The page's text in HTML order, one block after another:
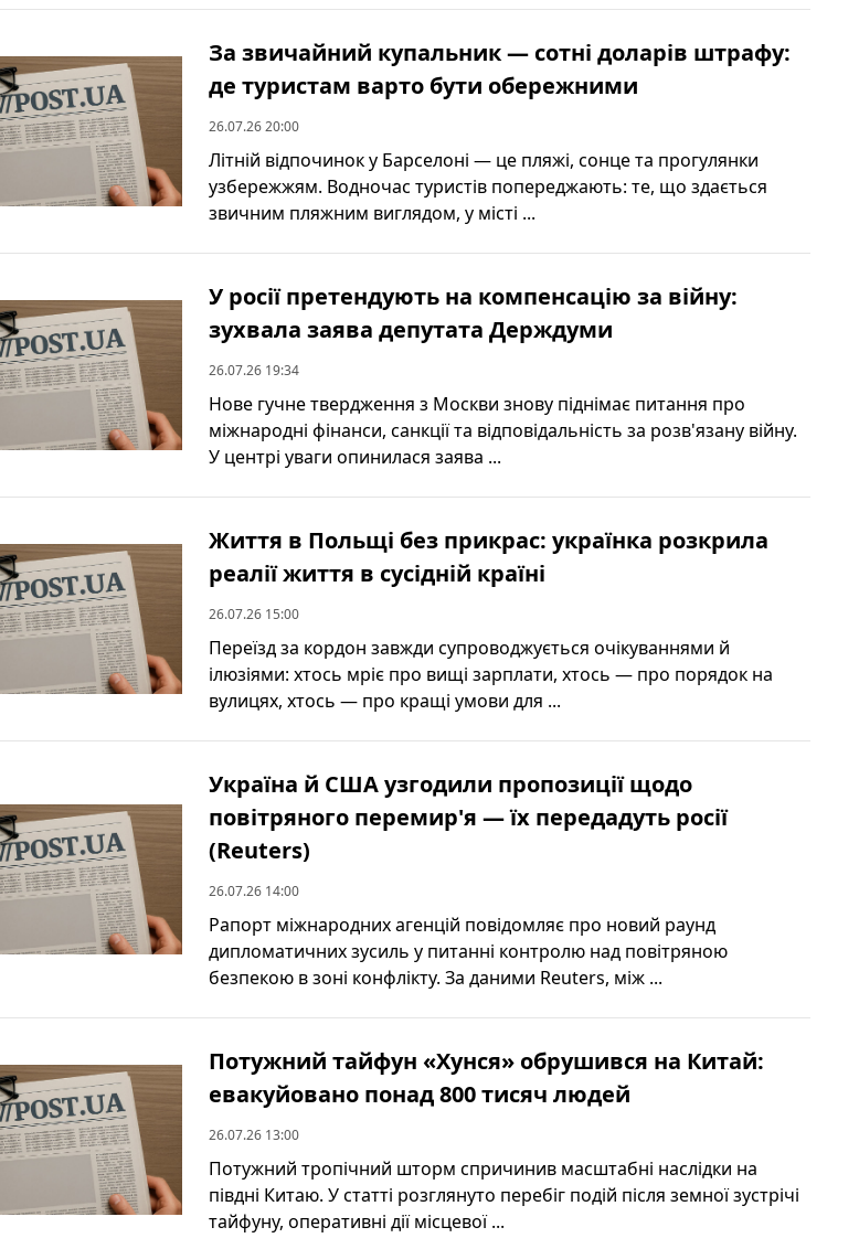
За звичайний купальник — сотні доларів штрафу:
де туристам варто бути обережними
26.07.26 20:00
Літній відпочинок у Барселоні — це пляжі, сонце та прогулянки
узбережжям. Водночас туристів попереджають: те, що здається
звичним пляжним виглядом, у місті ...
У росії претендують на компенсацію за війну:
зухвала заява депутата Держдуми
26.07.26 19:34
Нове гучне твердження з Москви знову піднімає питання про
міжнародні фінанси, санкції та відповідальність за розв'язану війну.
У центрі уваги опинилася заява ...
Життя в Польщі без прикрас: українка розкрила
реалії життя в сусідній країні
26.07.26 15:00
Переїзд за кордон завжди супроводжується очікуваннями й
ілюзіями: хтось мріє про вищі зарплати, хтось — про порядок на
вулицях, хтось — про кращі умови для ...
Україна й США узгодили пропозиції щодо
повітряного перемир'я — їх передадуть росії
(Reuters)
26.07.26 14:00
Рапорт міжнародних агенцій повідомляє про новий раунд
дипломатичних зусиль у питанні контролю над повітряною
безпекою в зоні конфлікту. За даними Reuters, між ...
Потужний тайфун «Хунся» обрушився на Китай:
евакуйовано понад 800 тисяч людей
26.07.26 13:00
Потужний тропічний шторм спричинив масштабні наслідки на
півдні Китаю. У статті розглянуто перебіг подій після земної зустрічі
тайфуну, оперативні дії місцевої ...